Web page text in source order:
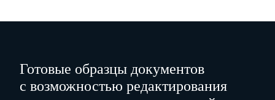
Готовые образцы документов
с возможностью редактирования